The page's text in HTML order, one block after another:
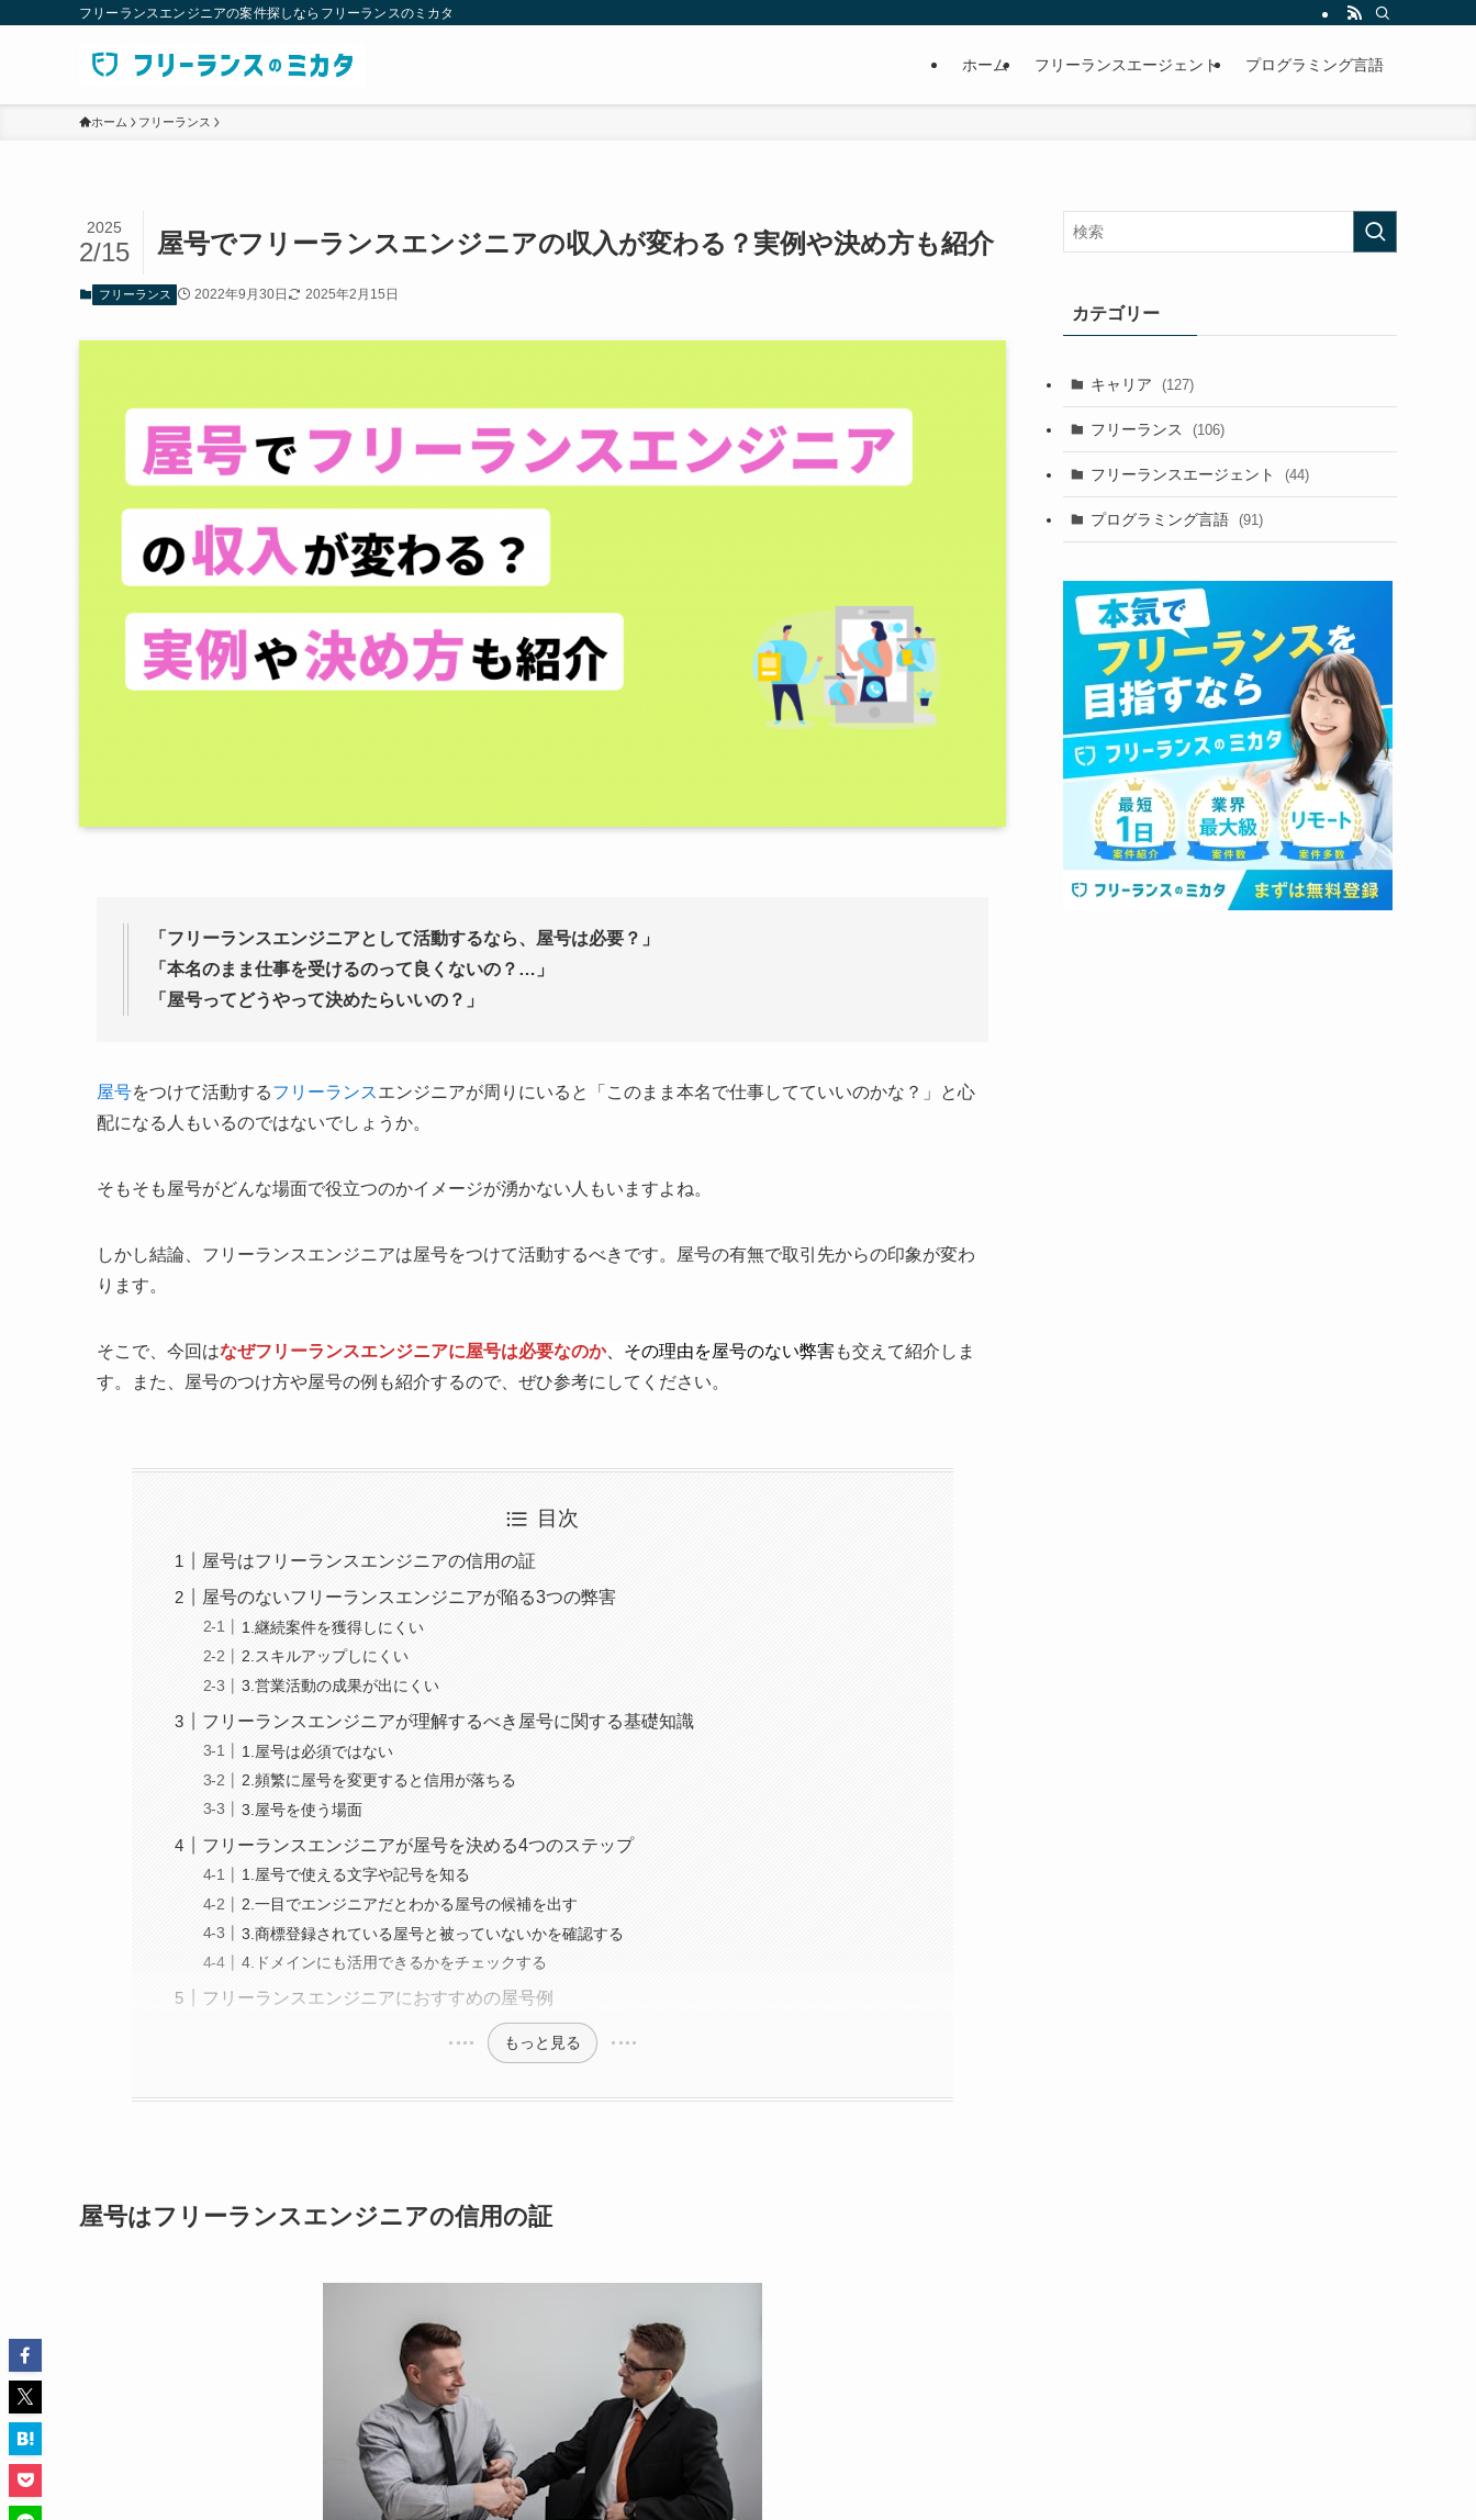
フリーランスエンジニアの案件探しならフリーランスのミカタ
ホーム フリーランスエージェント プログラミング言語
ホーム フリーランス
屋号でフリーランスエンジニアの収入が変わる？実例や決め方も紹介
2025
2/15
フリーランス 2022年9月30日 2025年2月15日
「フリーランスエンジニアとして活動するなら、屋号は必要？」
「本名のまま仕事を受けるのって良くないの？…」
「屋号ってどうやって決めたらいいの？」
屋号をつけて活動するフリーランスエンジニアが周りにいると「このまま本名で仕事してていいのかな？」と心
配になる人もいるのではないでしょうか。
そもそも屋号がどんな場面で役立つのかイメージが湧かない人もいますよね。
しかし結論、フリーランスエンジニアは屋号をつけて活動するべきです。屋号の有無で取引先からの印象が変わ
ります。
そこで、今回はなぜフリーランスエンジニアに屋号は必要なのか、その理由を屋号のない弊害も交えて紹介しま
す。また、屋号のつけ方や屋号の例も紹介するので、ぜひ参考にしてください。
目次
屋号はフリーランスエンジニアの信用の証
屋号のないフリーランスエンジニアが陥る3つの弊害
1.継続案件を獲得しにくい
2.スキルアップしにくい
3.営業活動の成果が出にくい
フリーランスエンジニアが理解するべき屋号に関する基礎知識
1.屋号は必須ではない
2.頻繁に屋号を変更すると信用が落ちる
3.屋号を使う場面
フリーランスエンジニアが屋号を決める4つのステップ
1.屋号で使える文字や記号を知る
2.一目でエンジニアだとわかる屋号の候補を出す
3.商標登録されている屋号と被っていないかを確認する
4.ドメインにも活用できるかをチェックする
フリーランスエンジニアにおすすめの屋号例
もっと見る
屋号はフリーランスエンジニアの信用の証
カテゴリー
キャリア (127)
フリーランス (106)
フリーランスエージェント (44)
プログラミング言語 (91)